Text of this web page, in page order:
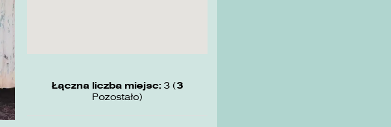
Łączna liczba miejsc: 3 (3
Pozostało)